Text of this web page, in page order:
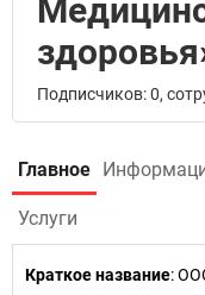
Подписчиков: 0,
Главное
Услуги
Краткое название: